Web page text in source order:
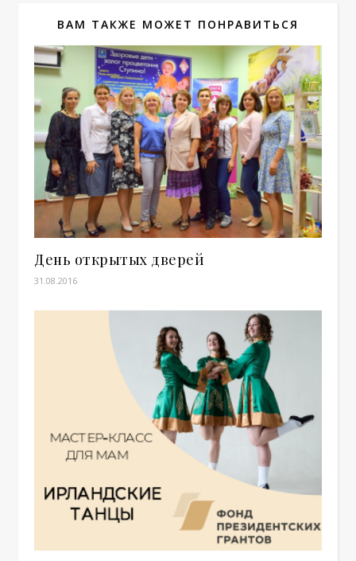
ВАМ ТАКЖЕ МОЖЕТ ПОНРАВИТЬСЯ
День открытых дверей
31.08.2016